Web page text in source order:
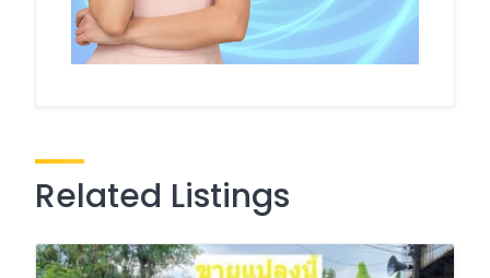
Related Listings